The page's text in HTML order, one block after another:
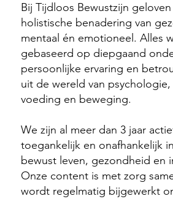
Bij Tijdloos Bewustzijn
holistische benadering van
mentaal én emotioneel. Alles
gebaseerd op diepgaand
persoonlijke ervaring en
uit de wereld van
voeding en beweging.
We zijn al meer dan 3 jaar
toegankelijk en onafhankelijk
bewust leven, gezondheid en
Onze content is met zorg
wordt regelmatig bijgewerkt